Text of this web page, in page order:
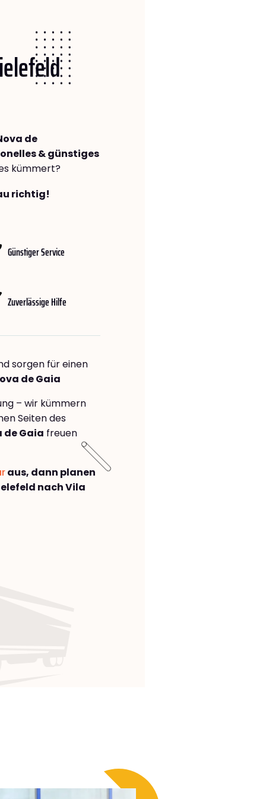
de
& günstiges
kümmert?
richtig!
Günstiger Service
Zuverlässige Hilfe
sorgen für einen
de Gaia
– wir kümmern
Seiten des
de Gaia freuen
aus, dann planen
nach Vila